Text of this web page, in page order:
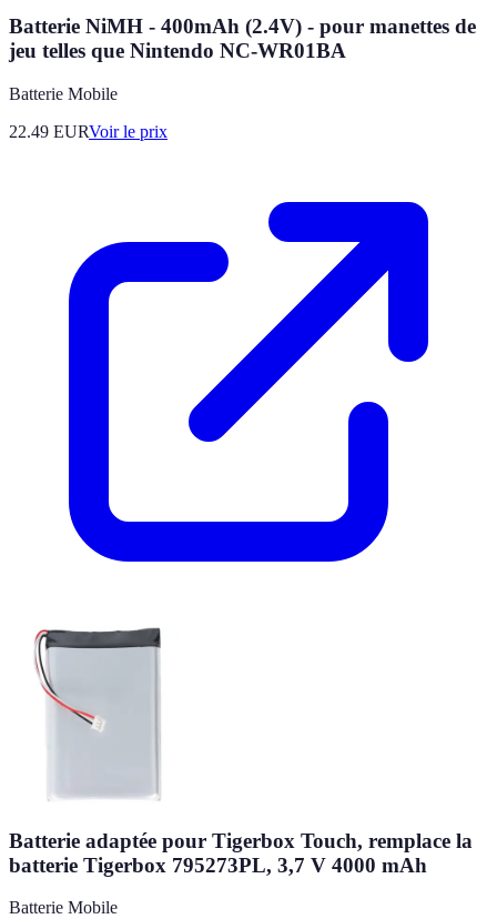
Batterie NiMH - 400mAh (2.4V) - pour manettes de
jeu telles que Nintendo NC-WR01BA
Batterie Mobile
22.49 EURVoir le prix
Batterie adaptée pour Tigerbox Touch, remplace la
batterie Tigerbox 795273PL, 3,7 V 4000 mAh
Batterie Mobile